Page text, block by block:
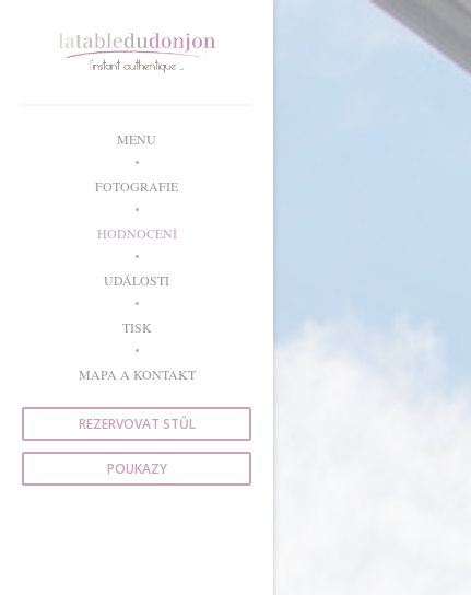
MENU
FOTOGRAFIE
HODNOCENÍ
UDÁLOSTI
TISK
MAPA A KONTAKT
REZERVOVAT STŮL
POUKAZY